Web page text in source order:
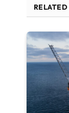
RELATED